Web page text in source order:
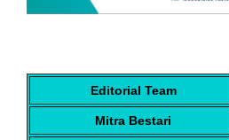
Editorial Team
Mitra Bestari